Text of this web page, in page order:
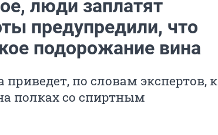
люди заплатят
предупредили, что
подорожание вина
по словам экспертов, к
полках со спиртным